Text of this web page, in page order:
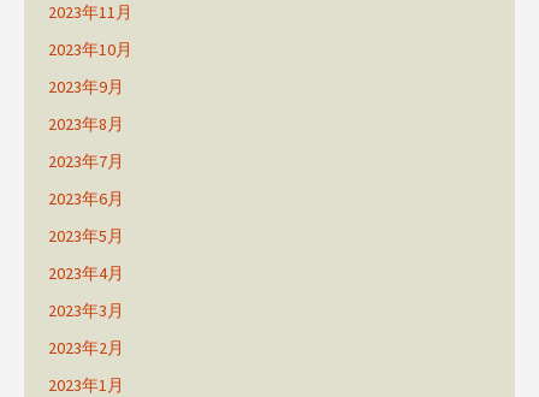
2023年11月
2023年10月
2023年9月
2023年8月
2023年7月
2023年6月
2023年5月
2023年4月
2023年3月
2023年2月
2023年1月